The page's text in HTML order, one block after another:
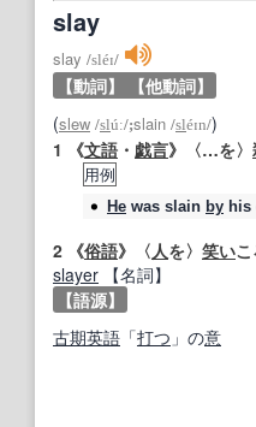
slay
slay /sléɪ/
【動詞】
【他動詞】
(slew /slúː/;slain /sléɪn/)
1 《文語 ・ 戯言》〈…を〉
用例
He was slain by his
2 《俗語》〈人を〉 笑い
slayer 【名詞】
【語源】
古期英語 「打つ 」の意